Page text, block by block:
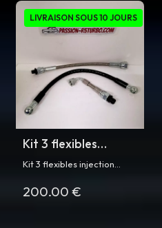
LIVRAISON SOUS 10 JOURS
Kit 3 flexibles
injection pour R5
Kit 3 flexibles injection
carburant) pour Renault 5
200.00 €